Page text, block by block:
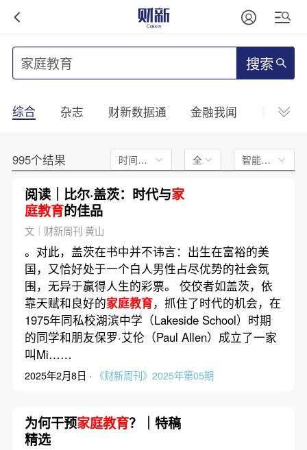
搜索
综合 杂志 财新数据通 金融我闻 财新
995个结果 时间不限 全文 智能排序
阅读｜比尔·盖茨：时代与家
庭教育的佳品
文｜财新周刊 黄山
。对此，盖茨在书中并不讳言：出生在富裕的美
国，又恰好处于一个白人男性占尽优势的社会氛
围，无异于赢得人生的彩票。 佼佼者如盖茨，依
靠天赋和良好的家庭教育，抓住了时代的机会，在
1975年同私校湖滨中学（Lakeside School）时期
的同学和朋友保罗·艾伦（Paul Allen）成立了一家
叫Mi……
2025年2月8日 · 《财新周刊》2025年第05期
为何干预家庭教育？｜特稿
精选